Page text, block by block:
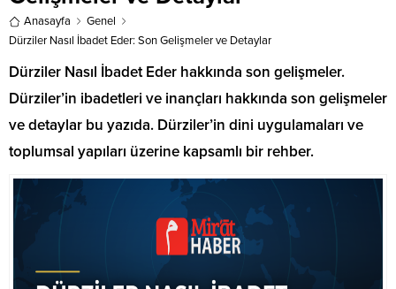
Anasayfa
Genel
Dürziler Nasıl İbadet Eder: Son Gelişmeler ve Detaylar
Dürziler Nasıl İbadet Eder hakkında son gelişmeler.
Dürziler’in ibadetleri ve inançları hakkında son gelişmeler
ve detaylar bu yazıda. Dürziler’in dini uygulamaları ve
toplumsal yapıları üzerine kapsamlı bir rehber.